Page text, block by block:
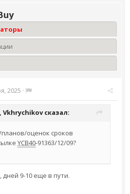
2025 ·
Vkhrychikovсказал:
оценок сроков
YCB40-91363/12/09?
дней 9-10 еще в пути.